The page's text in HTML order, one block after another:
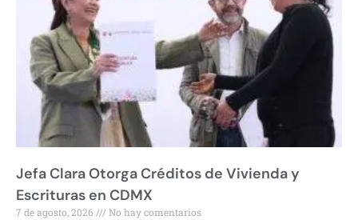
Jefa Clara Otorga Créditos de Vivienda y
Escrituras en CDMX
7 de agosto, 2026 No hay comentarios